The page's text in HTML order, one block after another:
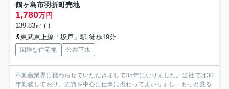
鶴ヶ島市羽折町売地
1,780万円
139.83㎡ (-)
東武東上線「坂戸」駅 徒歩19分
閑静な住宅地 公共下水
不動産業界に携わらせていただきまして35年になりました。当社では30
年勤務しており、売買を中心に仕事に携わってまいりまし... もっと見る